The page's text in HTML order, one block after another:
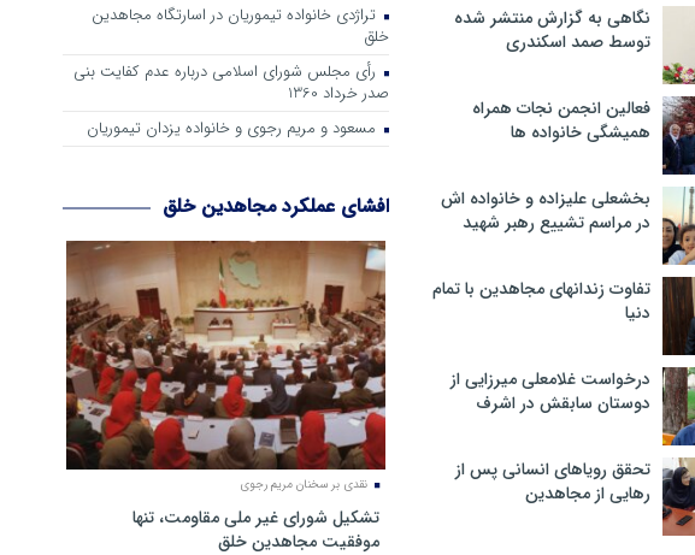
نگاهی به گزارش منتشر شده
توسط صمد اسکندری
فعالین انجمن نجات همراه
همیشگی خانواده ها
بخشعلی علیزاده و خانواده اش
در مراسم تشییع رهبر شهید
تفاوت زندانهای مجاهدین با تمام
دنیا
درخواست غلامعلی میرزایی از
دوستان سابقش در اشرف
تحقق رویاهای انسانی پس از
رهایی از مجاهدین
تراژدی خانواده تیموریان در اسارتگاه مجاهدین
خلق
رأی مجلس شورای اسلامی درباره عدم كفایت بنی
صدر خرداد 1360
مسعود و مریم رجوی و خانواده یزدان تیموریان
افشای عملکرد مجاهدین خلق
نقدی بر سخنان مریم رجوی
تشکیل شورای غیر ملی مقاومت، تنها
موفقیت مجاهدین خلق